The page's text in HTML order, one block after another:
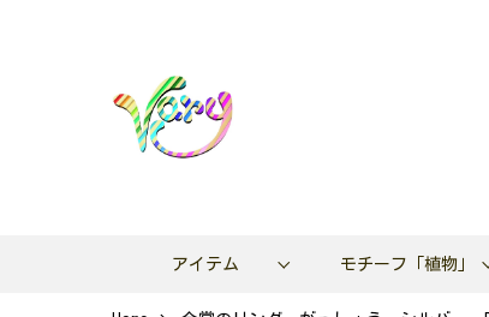
アイテム モチーフ「植物」